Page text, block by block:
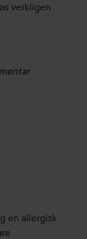
verkligen
en allergisk